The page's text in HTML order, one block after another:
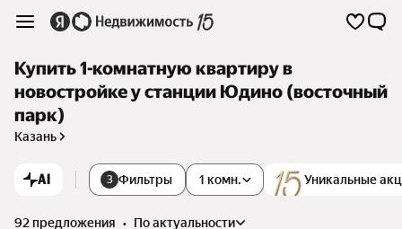
Купить 1-комнатную квартиру в
новостройке у станции Юдино (восточный
парк)
Казань
AI 3 Фильтры Уникальные
1 комн.
92 предложения •
по актуальности